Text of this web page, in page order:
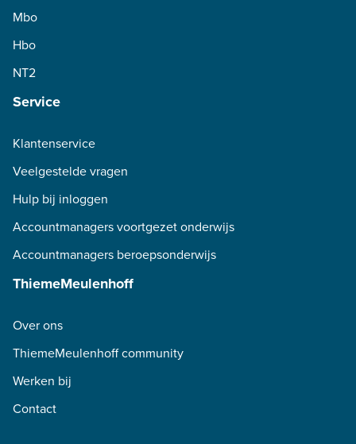
Mbo
Hbo
NT2
Service
Klantenservice
Veelgestelde vragen
Hulp bij inloggen
Accountmanagers voortgezet onderwijs
Accountmanagers beroepsonderwijs
ThiemeMeulenhoff
Over ons
ThiemeMeulenhoff community
Werken bij
Contact